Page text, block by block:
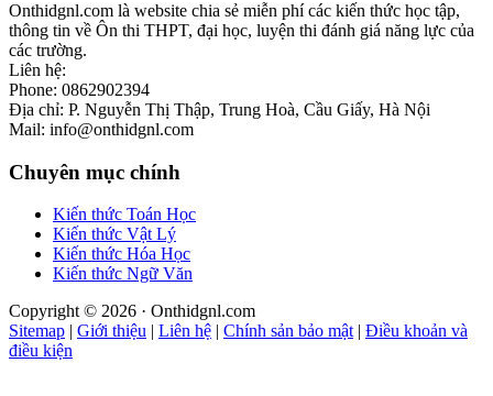
Onthidgnl.com là website chia sẻ miễn phí các kiến thức học tập,
thông tin về Ôn thi THPT, đại học, luyện thi đánh giá năng lực của
các trường.
Liên hệ:
Phone: 0862902394
Địa chỉ: P. Nguyễn Thị Thập, Trung Hoà, Cầu Giấy, Hà Nội
Mail: info@onthidgnl.com
Chuyên mục chính
Kiến thức Toán Học
Kiến thức Vật Lý
Kiến thức Hóa Học
Kiến thức Ngữ Văn
Copyright © 2026 · Onthidgnl.com
Sitemap
Giới thiệu Liên hệ Chính sản bảo mật| Điều khoản và
điều kiện